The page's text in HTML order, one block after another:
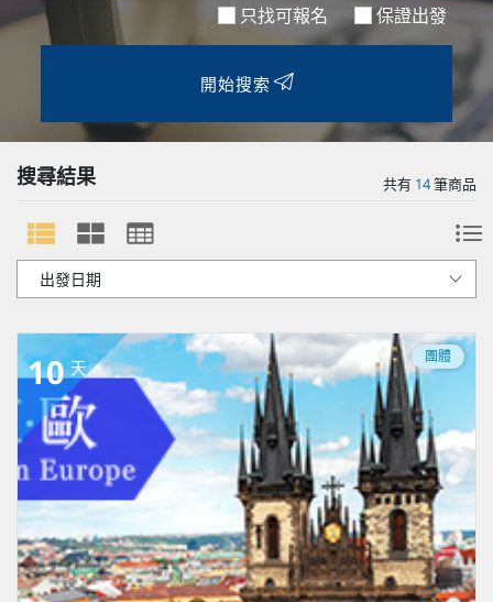
只找可報名 保證出發
開始搜索
搜尋結果 共有 14筆商品
10 天
團體